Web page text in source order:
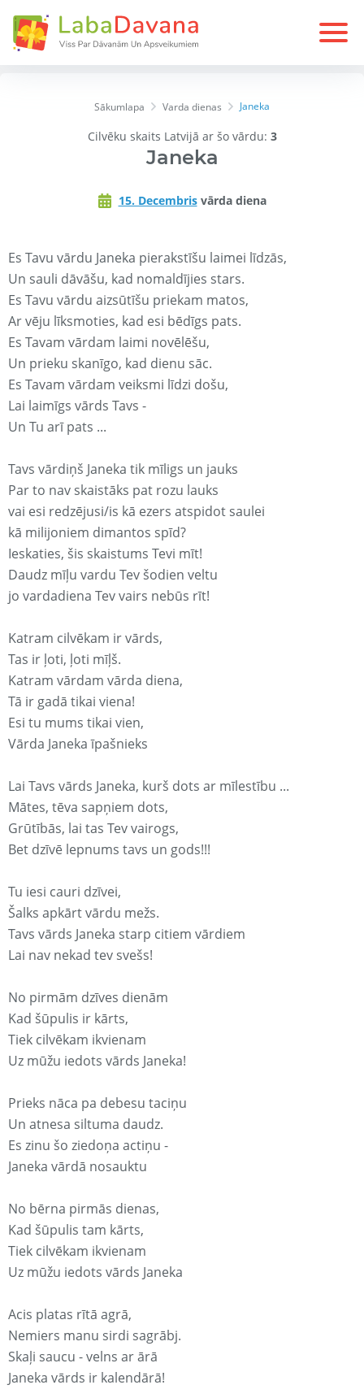
Sākumlapa Varda dienas Janeka
Cilvēku skaits Latvijā ar šo vārdu: 3
Janeka
15. Decembrisvārda diena
Es Tavu vārdu Janeka pierakstīšu laimei līdzās,
Un sauli dāvāšu, kad nomaldījies stars.
Es Tavu vārdu aizsūtīšu priekam matos,
Ar vēju līksmoties, kad esi bēdīgs pats.
Es Tavam vārdam laimi novēlēšu,
Un prieku skanīgo, kad dienu sāc.
Es Tavam vārdam veiksmi līdzi došu,
Lai laimīgs vārds Tavs -
Un Tu arī pats ...
Tavs vārdiņš Janeka tik mīligs un jauks
Par to nav skaistāks pat rozu lauks
vai esi redzējusi/is kā ezers atspidot saulei
kā milijoniem dimantos spīd?
Ieskaties, šis skaistums Tevi mīt!
Daudz mīļu vardu Tev šodien veltu
jo vardadiena Tev vairs nebūs rīt!
Katram cilvēkam ir vārds,
Tas ir ļoti, ļoti mīļš.
Katram vārdam vārda diena,
Tā ir gadā tikai viena!
Esi tu mums tikai vien,
Vārda Janeka īpašnieks
Lai Tavs vārds Janeka, kurš dots ar mīlestību ...
Mātes, tēva sapņiem dots,
Grūtībās, lai tas Tev vairogs,
Bet dzīvē lepnums tavs un gods!!!
Tu iesi cauri dzīvei,
Šalks apkārt vārdu mežs.
Tavs vārds Janeka starp citiem vārdiem
Lai nav nekad tev svešs!
No pirmām dzīves dienām
Kad šūpulis ir kārts,
Tiek cilvēkam ikvienam
Uz mūžu iedots vārds Janeka!
Prieks nāca pa debesu taciņu
Un atnesa siltuma daudz.
Es zinu šo ziedoņa actiņu -
Janeka vārdā nosauktu
No bērna pirmās dienas,
Kad šūpulis tam kārts,
Tiek cilvēkam ikvienam
Uz mūžu iedots vārds Janeka
Acis platas rītā agrā,
Nemiers manu sirdi sagrābj.
Skaļi saucu - velns ar ārā
Janeka vārds ir kalendārā!